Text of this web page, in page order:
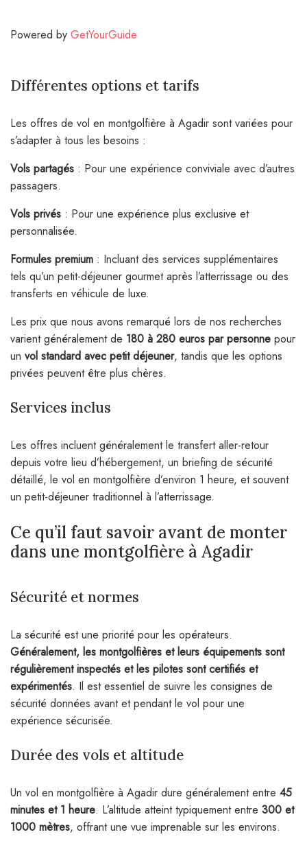
Powered by GetYourGuide
Différentes options et tarifs
Les offres de vol en montgolfière à Agadir sont variées pour
s’adapter à tous les besoins :
Vols partagés : Pour une expérience conviviale avec d’autres
passagers.
Vols privés : Pour une expérience plus exclusive et
personnalisée.
Formules premium : Incluant des services supplémentaires
tels qu’un petit-déjeuner gourmet après l’atterrissage ou des
transferts en véhicule de luxe.
Les prix que nous avons remarqué lors de nos recherches
varient généralement de 180 à 280 euros par personne pour
un vol standard avec petit déjeuner, tandis que les options
privées peuvent être plus chères.
Services inclus
Les offres incluent généralement le transfert aller-retour
depuis votre lieu d’hébergement, un briefing de sécurité
détaillé, le vol en montgolfière d’environ 1 heure, et souvent
un petit-déjeuner traditionnel à l’atterrissage.
Ce qu’il faut savoir avant de monter
dans une montgolfière à Agadir
Sécurité et normes
La sécurité est une priorité pour les opérateurs.
Généralement, les montgolfières et leurs équipements sont
régulièrement inspectés et les pilotes sont certifiés et
expérimentés. Il est essentiel de suivre les consignes de
sécurité données avant et pendant le vol pour une
expérience sécurisée.
Durée des vols et altitude
Un vol en montgolfière à Agadir dure généralement entre 45
minutes et 1 heure. L’altitude atteint typiquement entre 300 et
1000 mètres, offrant une vue imprenable sur les environs.